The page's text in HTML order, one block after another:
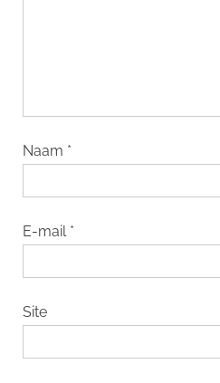
Naam *
E-mail *
Site